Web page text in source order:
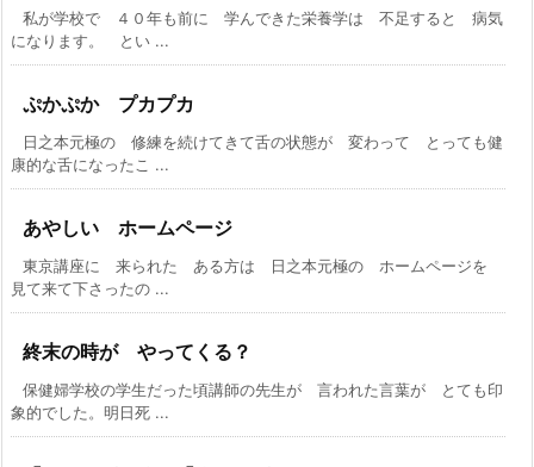
私が学校で ４０年も前に 学んできた栄養学は 不足すると 病気
になります。 とい ...
ぷかぷか プカプカ
日之本元極の 修練を続けてきて舌の状態が 変わって とっても健
康的な舌になったこ ...
あやしい ホームページ
東京講座に 来られた ある方は 日之本元極の ホームページを
見て来て下さったの ...
終末の時が やってくる？
保健婦学校の学生だった頃講師の先生が 言われた言葉が とても印
象的でした。明日死 ...